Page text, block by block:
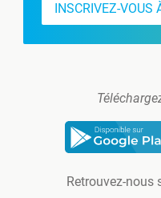
INSCRIVEZ-
Retrouvez-nous